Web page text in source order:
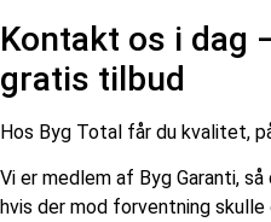
Kontakt os i dag
gratis tilbud
Hos Byg Total får du kvalitet,
Vi er medlem af Byg Garanti,
hvis der mod forventning